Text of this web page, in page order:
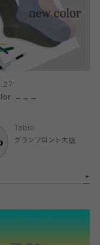
→→→
Tabio
グランフロント大阪